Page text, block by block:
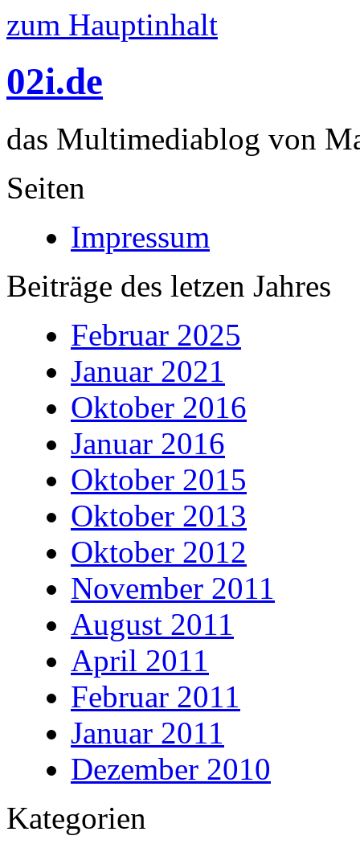
zum Hauptinhalt
02i.de
das Multimediablog von
Seiten
Impressum
Beiträge des letzen Jahres
Februar 2025
Januar 2021
Oktober 2016
Januar 2016
Oktober 2015
Oktober 2013
Oktober 2012
November 2011
August 2011
April 2011
Februar 2011
Januar 2011
Dezember 2010
Kategorien